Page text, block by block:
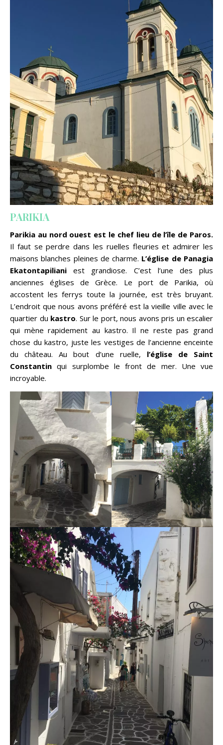
PARIKIA
Parikia au nord ouest est le chef lieu de l’île de Paros.
Il faut se perdre dans les ruelles fleuries et admirer les
maisons blanches pleines de charme. L’église de Panagia
Ekatontapiliani est grandiose. C’est l’une des plus
anciennes églises de Grèce. Le port de Parikia, où
accostent les ferrys toute la journée, est très bruyant.
L’endroit que nous avons préféré est la vieille ville avec le
quartier du kastro. Sur le port, nous avons pris un escalier
qui mène rapidement au kastro. Il ne reste pas grand
chose du kastro, juste les vestiges de l’ancienne enceinte
du château. Au bout d’une ruelle, l’église de Saint
Constantinqui surplombe le front de mer. Une vue
incroyable.